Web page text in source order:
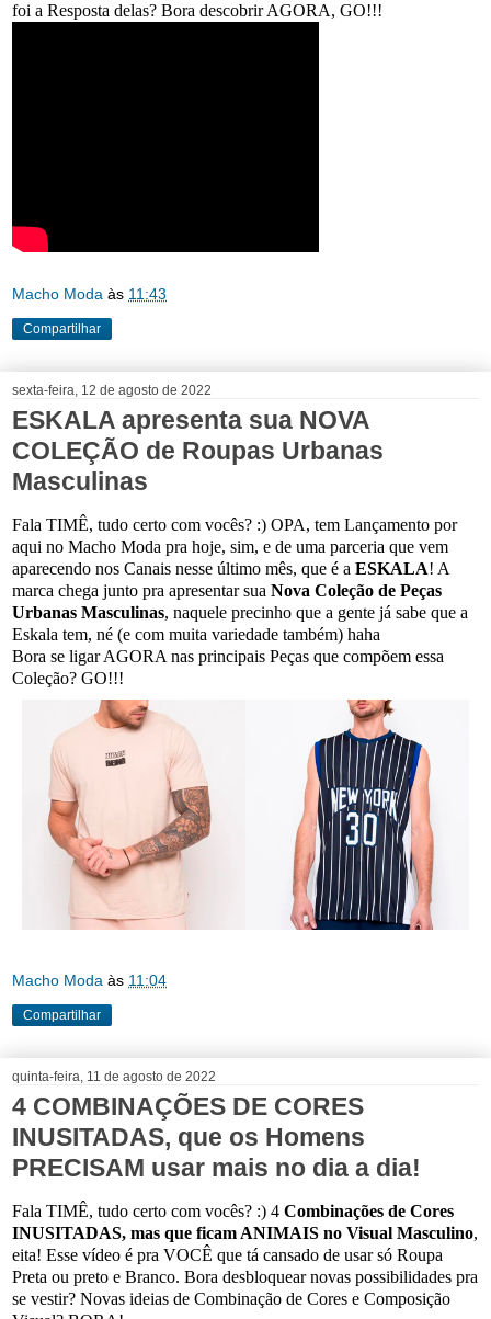
foi a Resposta delas? Bora descobrir AGORA, GO!!!
Macho Moda às 11:43
Compartilhar
sexta-feira, 12 de agosto de 2022
ESKALA apresenta sua NOVA
COLEÇÃO de Roupas Urbanas
Masculinas
Fala TIMÊ, tudo certo com vocês? :) OPA, tem Lançamento por
aqui no Macho Moda pra hoje, sim, e de uma parceria que vem
aparecendo nos Canais nesse último mês, que é a ESKALA! A
marca chega junto pra apresentar sua Nova Coleção de Peças
Urbanas Masculinas, naquele precinho que a gente já sabe que a
Eskala tem, né (e com muita variedade também) haha
Bora se ligar AGORA nas principais Peças que compõem essa
Coleção? GO!!!
Macho Moda às 11:04
Compartilhar
quinta-feira, 11 de agosto de 2022
4 COMBINAÇÕES DE CORES
INUSITADAS, que os Homens
PRECISAM usar mais no dia a dia!
Fala TIMÊ, tudo certo com vocês? :) 4 Combinações de Cores
INUSITADAS, mas que ficam ANIMAIS no Visual Masculino,
eita! Esse vídeo é pra VOCÊ que tá cansado de usar só Roupa
Preta ou preto e Branco. Bora desbloquear novas possibilidades pra
se vestir? Novas ideias de Combinação de Cores e Composição